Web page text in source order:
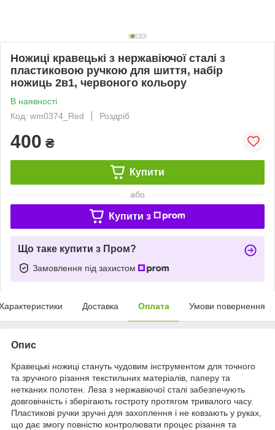
Ножиці кравецькі з нержавіючої сталі з
пластиковою ручкою для шиття, набір
ножиць 2в1, червоного кольору
В наявності
Код: wm0374_Red
Роздріб
400 ₴
Купити
або
Купити з
Що таке купити з Пром?
Замовлення під захистом
Доставка Оплата Умови повернення
Опис
Кравецькі ножиці стануть чудовим інструментом для точного
та зручного різання текстильних матеріалів, паперу та
нетканих полотен. Леза з нержавіючої сталі забезпечують
довговічність і зберігають гостроту протягом тривалого часу.
Пластикові ручки зручні для захоплення і не ковзають у руках,
що дає змогу повністю контролювати процес різання та